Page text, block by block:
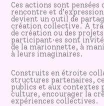
Ces actions sont pensées
rencontre et
devient un outil de
création collective. À
de création ou des
participant·es sont
de la marionnette, à
à leurs imaginaires.
Construits en étroite
structures partenaires,
publics et aux contextes
culture, encourager la
expériences collectives.